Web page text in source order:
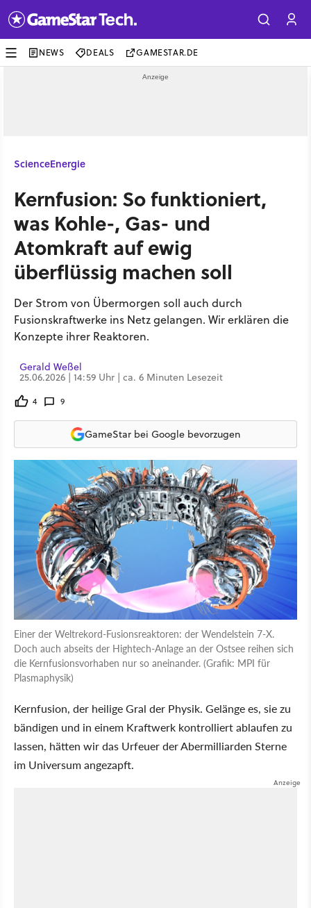
NEWS DEALS GAMESTAR.DE
ScienceEnergie
Kernfusion: So funktioniert,
was Kohle-, Gas- und
Atomkraft auf ewig
überflüssig machen soll
Der Strom von Übermorgen soll auch durch
Fusionskraftwerke ins Netz gelangen. Wir erklären die
Konzepte ihrer Reaktoren.
Gerald Weßel
25.06.2026 | 14:59 Uhr | ca. 6 Minuten Lesezeit
4 9
GameStar bei Google bevorzugen
Einer der Weltrekord-Fusionsreaktoren: der Wendelstein 7-X.
Doch auch abseits der Hightech-Anlage an der Ostsee reihen sich
die Kernfusionsvorhaben nur so aneinander. (Grafik: MPI für
Plasmaphysik)
Kernfusion, der heilige Gral der Physik. Gelänge es, sie zu
bändigen und in einem Kraftwerk kontrolliert ablaufen zu
lassen, hätten wir das Urfeuer der Abermilliarden Sterne
im Universum angezapft.